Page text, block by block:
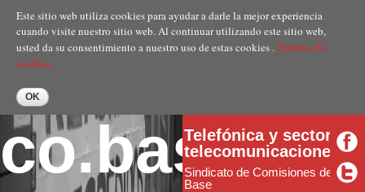
contenido
principal
Este sitio web utiliza cookies para ayudar a darle la mejor experiencia
cuando visite nuestro sitio web. Al continuar utilizando este sitio web,
usted da su consentimiento a nuestro uso de estas cookies .Politica de
cookies.
co.basTelefónica y sector
telecomunicaciones
Sindicato de Comisiones de
Base